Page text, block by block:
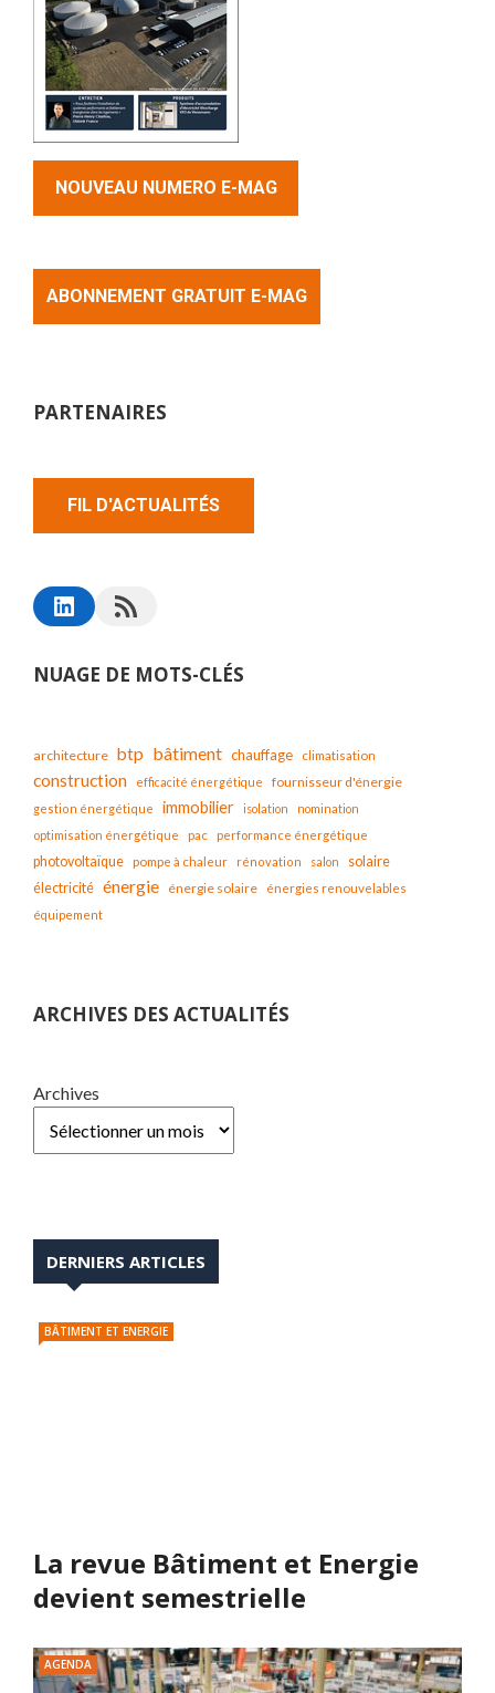
NOUVEAU NUMERO E-MAG
ABONNEMENT GRATUIT E-MAG
PARTENAIRES
FIL D'ACTUALITÉS
NUAGE DE MOTS-CLÉS
architecture btp bâtiment chauffage climatisation
construction efficacité énergétique fournisseur d'énergie
gestion énergétique immobilier isolation
nomination
optimisation énergétique
pac performance énergétique
photovoltaïque pompe à chaleur rénovation salon solaire
électricité énergie énergie solaire
énergies renouvelables
équipement
ARCHIVES DES ACTUALITÉS
Archives
DERNIERS ARTICLES
BÂTIMENT ET ENERGIE
La revue Bâtiment et Energie
devient semestrielle
AGENDA